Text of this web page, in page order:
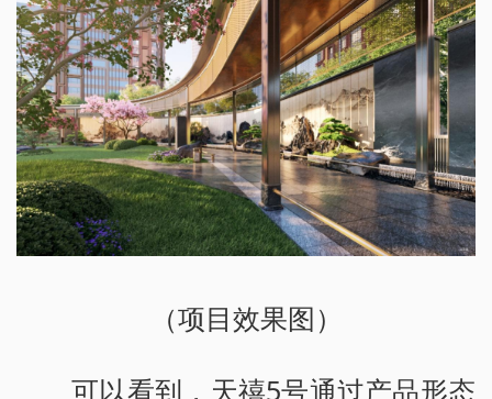
（项目效果图）
可以看到，天禧5号通过产品形态